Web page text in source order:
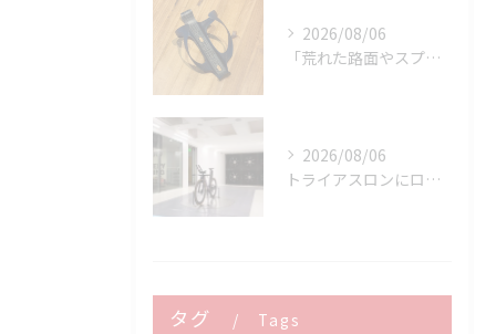
2026/08/06
「荒れた路面やスプリントでボトルが飛んでヒヤッとしたこと、あ...
2026/08/06
トライアスロンにロードバイクはどこまで使える？
タグ Tags